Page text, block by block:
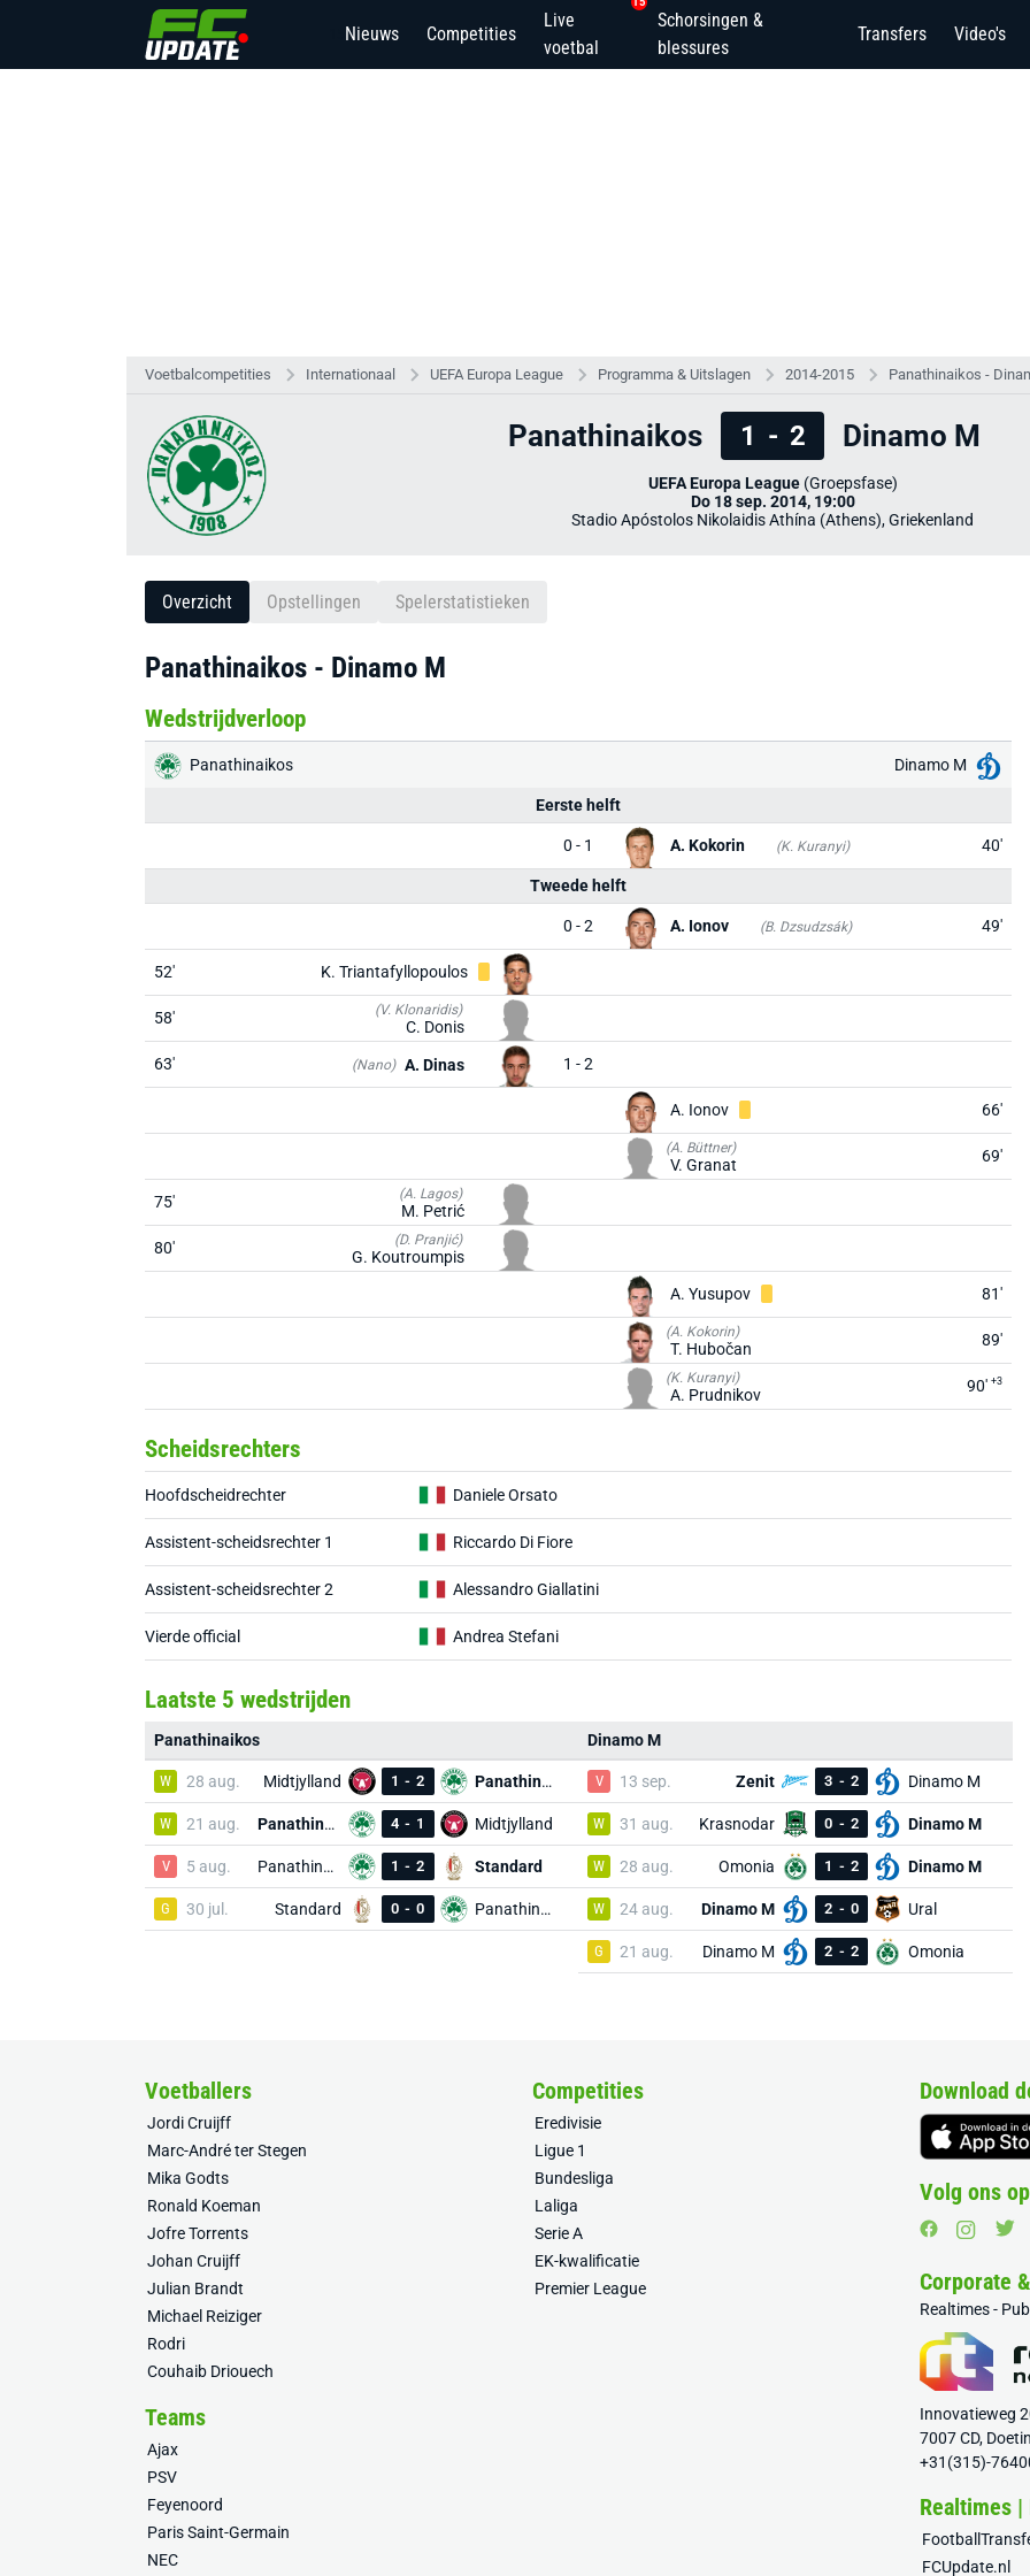
Nieuws Competities
Live
voetbal
Schorsingen &
blessures
Transfers Video's
Voetbalcompetities Internationaal UEFA Europa League Programma & Uitslagen 2014-2015 Panathinaikos -
Panathinaikos 1 - 2 Dinamo M
UEFA Europa League(Groepsfase)
Do 18 sep. 2014, 19:00
Stadio Apóstolos Nikolaidis Athína (Athens), Griekenland
Overzicht Opstellingen Spelerstatistieken
Panathinaikos - Dinamo M
Wedstrijdverloop
Panathinaikos Dinamo M
Eerste helft
0 - 1 A. Kokorin (K. Kuranyi) 40'
Tweede helft
0 - 2 A. Ionov (B. Dzsudzsák) 49'
52' K. Triantafyllopoulos
58' (V. Klonaridis)
C. Donis
63'
(Nano) A. Dinas 1 - 2
A. Ionov 66'
(A. Büttner)
V. Granat 69'
75' (A. Lagos)
M. Petrić
80'
(D. Pranjić)
G. Koutroumpis
A. Yusupov
81'
(A. Kokorin)
T. Hubočan 89'
(K. Kuranyi)
A. Prudnikov 90' +3
Scheidsrechters
Hoofdscheidrechter Daniele Orsato
Assistent-scheidsrechter 1 Riccardo Di Fiore
Assistent-scheidsrechter 2 Alessandro Giallatini
Vierde official Andrea Stefani
Laatste 5 wedstrijden
Panathinaikos
W 28 aug. Midtjylland 1 - 2 Panathinaikos
W 21 aug. Panathinaikos 4 - 1 Midtjylland
V 5 aug. Panathinaikos 1 - 2 Standard
G 30 jul. Standard 0 - 0 Panathinaikos
Dinamo M
V 13 sep. Zenit 3 - 2 Dinamo M
W 31 aug. Krasnodar 0 - 2 Dinamo M
W 28 aug. Omonia 1 - 2 Dinamo M
W 24 aug. Dinamo M 2 - 0 Ural
G 21 aug. Dinamo M 2 - 2 Omonia
Voetballers
Jordi Cruijff
Marc-André ter Stegen
Mika Godts
Ronald Koeman
Jofre Torrents
Johan Cruijff
Julian Brandt
Michael Reiziger
Rodri
Couhaib Driouech
Competities
Eredivisie
Ligue 1
Bundesliga
Laliga
Serie A
EK-kwalificatie
Premier League
Teams
Ajax
PSV
Feyenoord
Paris Saint-Germain
NEC
Download
Volg ons
Corporate
Realtimes -
Innovatieweg
7007 CD,
+31(315)-
Realtimes
FCUpdate.nl